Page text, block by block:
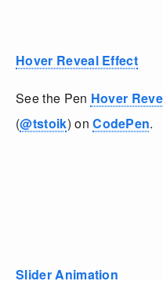
Hover Reveal Effect
See the Pen Hover
(@tstoik) onCodePen.
Slider Animation